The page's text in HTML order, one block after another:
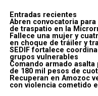
Entradas recientes
Abren convocatoria
de traspatio en la
Fallece una mujer y
en choque de tráiler y
SEDIF fortalece
grupos vulnerables
Comando armado
de 180 mil pesos de
Recuperan en Amozoc
con violencia cometido